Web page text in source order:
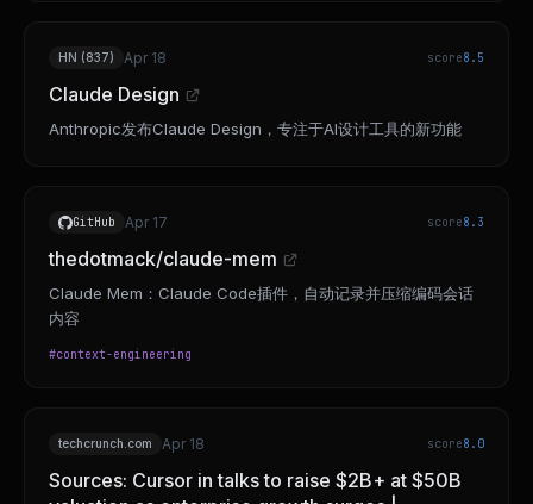
HN (837) Apr 18 score8.5
Claude Design
Anthropic发布Claude Design，专注于AI设计工具的新功能
GitHub Apr 17 score8.3
thedotmack/claude-mem
Claude Mem：Claude Code插件，自动记录并压缩编码会话
内容
#context-engineering
techcrunch.com Apr 18 score8.0
Sources: Cursor in talks to raise $2B+ at $50B